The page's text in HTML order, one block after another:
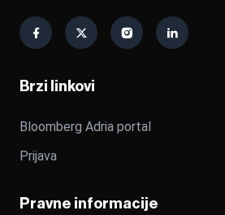
Brzi linkovi
Bloomberg Adria portal
Prijava
Pravne informacije